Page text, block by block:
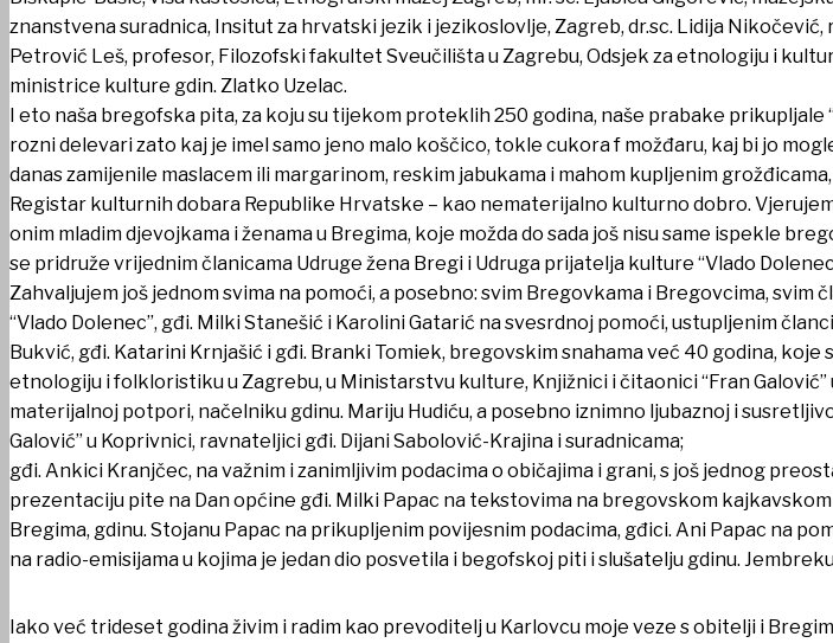
OSTALO
znanstvena suradnica, Insitut za hrvatski jezik i jezikoslovlje, Zagreb, dr.sc. Lidija
Petrović Leš, profesor, Filozofski fakultet Sveučilišta u Zagrebu, Odsjek za etnologiju i
ministrice kulture gdin. Zlatko Uzelac.
I eto naša bregofska pita, za koju su tijekom proteklih 250 godina, naše prabake prikupljale
rozni delevari zato kaj je imel samo jeno malo koščico, tokle cukora f možđaru, kaj bi jo
danas zamijenile maslacem ili margarinom, reskim jabukama i mahom kupljenim
Registar kulturnih dobara Republike Hrvatske – kao nematerijalno kulturno dobro.
onim mladim djevojkama i ženama u Bregima, koje možda do sada još nisu same ispekle
se pridruže vrijednim članicama Udruge žena Bregi i Udruga prijatelja kulture “Vlado
Zahvaljujem još jednom svima na pomoći, a posebno: svim Bregovkama i Bregovcima,
“Vlado Dolenec”, gđi. Milki Stanešić i Karolini Gatarić na svesrdnoj pomoći, ustupljenim
Bukvić, gđi. Katarini Krnjašić i gđi. Branki Tomiek, bregovskim snahama već 40 godina,
etnologiju i folkloristiku u Zagrebu, u Ministarstvu kulture, Knjižnici i čitaonici “Fran
materijalnoj potpori, načelniku gdinu. Mariju Hudiću, a posebno iznimno ljubaznoj i
Galović” u Koprivnici, ravnateljici gđi. Dijani Sabolović-Krajina i suradnicama;
gđi. Ankici Kranjčec, na važnim i zanimljivim podacima o običajima i grani, s još jednog
prezentaciju pite na Dan općine gđi. Milki Papac na tekstovima na bregovskom
Bregima, gdinu. Stojanu Papac na prikupljenim povijesnim podacima, gđici. Ani Papac na
na radio-emisijama u kojima je jedan dio posvetila i begofskoj piti i slušatelju gdinu.
Iako već trideset godina živim i radim kao prevoditelj u Karlovcu moje veze s obitelji i